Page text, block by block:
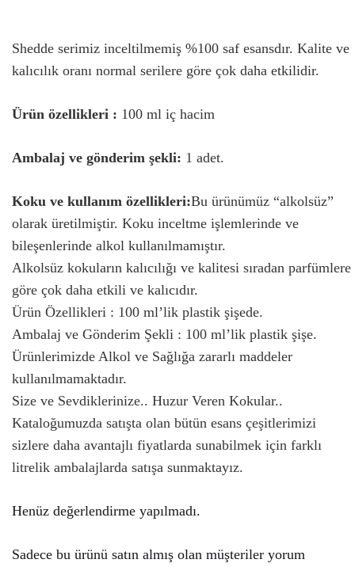
Shedde serimiz inceltilmemiş %100 saf esansdır. Kalite ve
kalıcılık oranı normal serilere göre çok daha etkilidir.
Ürün özellikleri : 100 ml iç hacim
Ambalaj ve gönderim şekli: 1 adet.
Koku ve kullanım özellikleri:Bu ürünümüz “alkolsüz”
olarak üretilmiştir. Koku inceltme işlemlerinde ve
bileşenlerinde alkol kullanılmamıştır.
Alkolsüz kokuların kalıcılığı ve kalitesi sıradan parfümlere
göre çok daha etkili ve kalıcıdır.
Ürün Özellikleri : 100 ml’lik plastik şişede.
Ambalaj ve Gönderim Şekli : 100 ml’lik plastik şişe.
Ürünlerimizde Alkol ve Sağlığa zararlı maddeler
kullanılmamaktadır.
Size ve Sevdiklerinize.. Huzur Veren Kokular..
Kataloğumuzda satışta olan bütün esans çeşitlerimizi
sizlere daha avantajlı fiyatlarda sunabilmek için farklı
litrelik ambalajlarda satışa sunmaktayız.
Henüz değerlendirme yapılmadı.
Sadece bu ürünü satın almış olan müşteriler yorum